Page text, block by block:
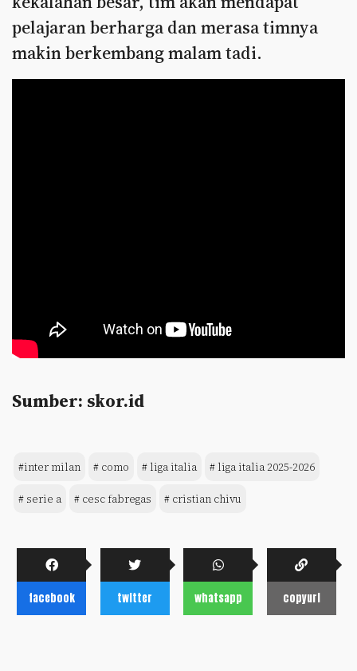
pelajaran berharga dan merasa timnya
makin berkembang malam tadi.
Sumber: skor.id
#inter milan # como # liga italia # liga italia 2025-2026
# serie a # cesc fabregas # cristian chivu
facebook twitter whatsapp copyurl